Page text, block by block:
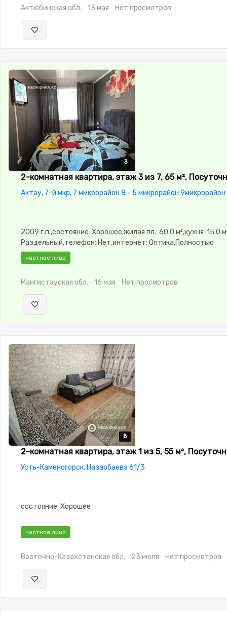
Актюбинская обл. 13 мая Нет просмотров
3
3
3
2-комнатная квартира, этаж 3 из 7, 65 м²,
Актау, 7-й мкр, 7 ммкрорайон 8 - 5 микрорайон 9микрорайон
2009 г.п.,состояние: Хорошее,жилая пл.: 60.0 м²,кухня: 15.0
Раздельный,телефон: Нет,интернет: Оптика,Полностью
меблирована,Полностью меблирована,паркинг: Рядом
стоянка,Решетки на
изолированы,Встроенная кухня,Новая
частное лицо
Мангистауская обл. 16 мая Нет просмотров
8
8
8
8
8
2-комнатная квартира, этаж 1 из 5, 55 м²,
Усть-Каменогорск, Назарбаева 61/3
состояние: Хорошее
частное лицо
Восточно-Казахстанская обл. 23 июля Нет просмотров